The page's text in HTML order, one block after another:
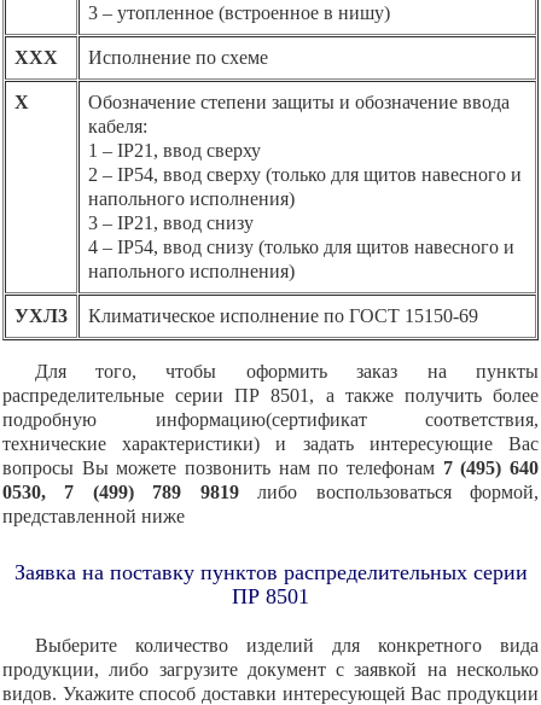
3 – утопленное (встроенное в нишу)
ХХХ Исполнение по схеме
Х
Обозначение степени защиты и обозначение ввода
кабеля:
1 – IP21, ввод сверху
2 – IP54, ввод сверху (только для щитов навесного и
напольного исполнения)
3 – IP21, ввод снизу
4 – IP54, ввод снизу (только для щитов навесного и
напольного исполнения)
УХЛ3 Климатическое исполнение по ГОСТ 15150-69
Для того, чтобы оформить заказ на пункты
распределительные серии ПР 8501, а также получить более
подробную информацию(сертификат соответствия,
технические характеристики) и задать интересующие Вас
вопросы Вы можете позвонить нам по телефонам 7 (495) 640
0530, 7 (499) 789 9819либо воспользоваться формой,
представленной ниже
Заявка на поставку пунктов распределительных серии
ПР 8501
Выберите количество изделий для конкретного вида
продукции, либо загрузите документ с заявкой на несколько
видов. Укажите способ доставки интересующей Вас продукции